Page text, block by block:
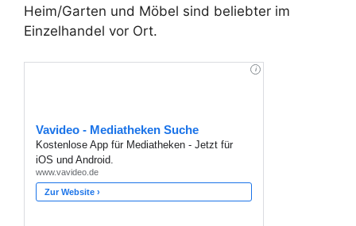
Heim/Garten und Möbel sind beliebter im
Einzelhandel vor Ort.